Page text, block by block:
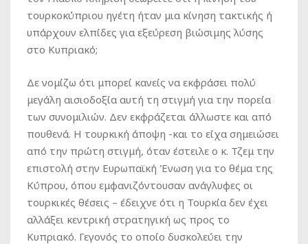
τουρκοκύπριου ηγέτη ήταν μια κίνηση τακτικής ή
υπάρχουν ελπίδες για εξεύρεση βιώσιμης λύσης
στο Κυπριακό;
Δε νομίζω ότι μπορεί κανείς να εκφράσει πολύ
μεγάλη αισιοδοξία αυτή τη στιγμή για την πορεία
των συνομιλιών. Δεν εκφράζεται άλλωστε και από
πουθενά. Η τουρκική άποψη -και το είχα σημειώσει
από την πρώτη στιγμή, όταν έστειλε ο κ. Τζεμ την
επιστολή στην Ευρωπαϊκή Ένωση για το θέμα της
Κύπρου, όπου εμφανιζόντουσαν ανάγλυφες οι
τουρκικές θέσεις – έδειχνε ότι η Τουρκία δεν έχει
αλλάξει κεντρική στρατηγική ως προς το
Κυπριακό. Γεγονός το οποίο δυσκολεύει την